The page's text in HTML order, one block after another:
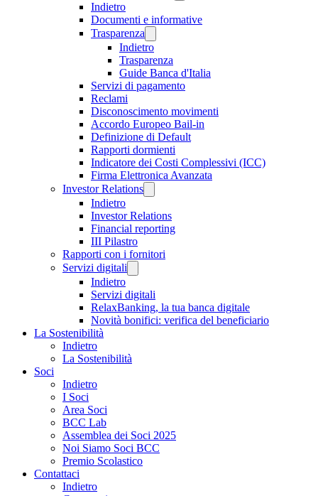
Indietro
Documenti e informative
Trasparenza
Indietro
Trasparenza
Guide Banca d'Italia
Servizi di pagamento
Reclami
Disconoscimento movimenti
Accordo Europeo Bail-in
Definizione di Default
Rapporti dormienti
Indicatore dei Costi Complessivi (ICC)
Firma Elettronica Avanzata
Investor Relations
Indietro
Investor Relations
Financial reporting
III Pilastro
Rapporti con i fornitori
Servizi digitali
Indietro
Servizi digitali
RelaxBanking, la tua banca digitale
Novità bonifici: verifica del beneficiario
La Sostenibilità
Indietro
La Sostenibilità
Soci
Indietro
I Soci
Area Soci
BCC Lab
Assemblea dei Soci 2025
Noi Siamo Soci BCC
Premio Scolastico
Contattaci
Indietro